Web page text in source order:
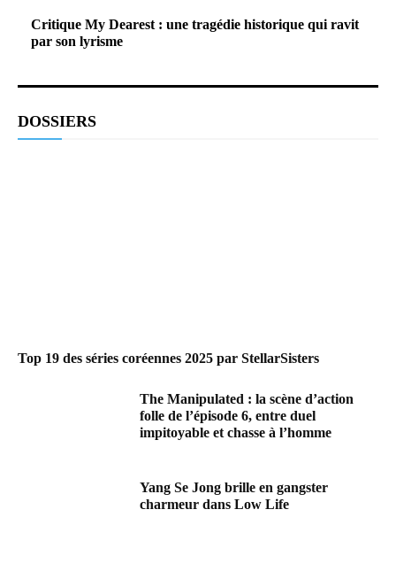
Critique My Dearest : une tragédie historique qui ravit
par son lyrisme
DOSSIERS
Top 19 des séries coréennes 2025 par StellarSisters
The Manipulated : la scène d’action
folle de l’épisode 6, entre duel
impitoyable et chasse à l’homme
Yang Se Jong brille en gangster
charmeur dans Low Life